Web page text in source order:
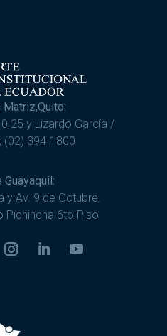
Matriz,Quito:
25 y Lizardo García /
(02) 394-1800
Guayaquil:
y Av. 9 de Octubre.
Pichincha 6to Piso